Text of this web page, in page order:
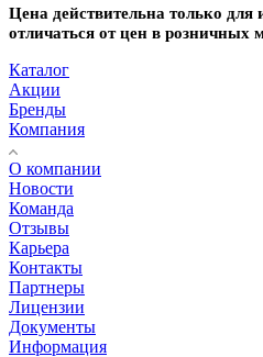
Цена действительна только для
отличаться от цен в розничных
Каталог
Акции
Бренды
Компания
О компании
Новости
Команда
Отзывы
Карьера
Контакты
Партнеры
Лицензии
Документы
Информация